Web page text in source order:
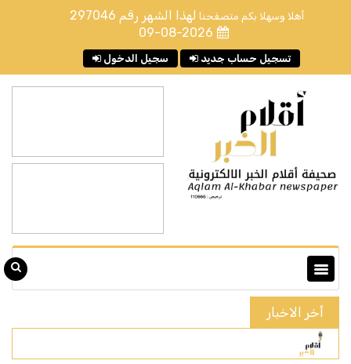
أهلا وسهلا بكم متصفحنا لهذا الشهر رقم 297046
09-08-2026
سجيل الدخول تسجيل حساب جديد
أخر الاخبار